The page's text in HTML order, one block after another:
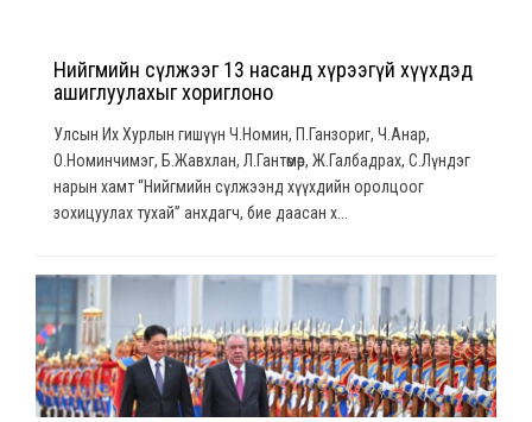
Нийгмийн сүлжээг 13 насанд хүрээгүй хүүхдэд
ашиглуулахыг хориглоно
Улсын Их Хурлын гишүүн Ч.Номин, П.Ганзориг, Ч.Анар,
О.Номинчимэг, Б.Жавхлан, Л.Гантөмөр, Ж.Галбадрах, С.Лүндэг
нарын хамт “Нийгмийн сүлжээнд хүүхдийн оролцоог
зохицуулах тухай” анхдагч, бие даасан х...